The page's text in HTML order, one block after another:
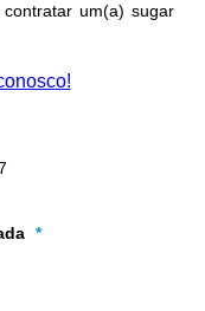
um(a) sugar
*